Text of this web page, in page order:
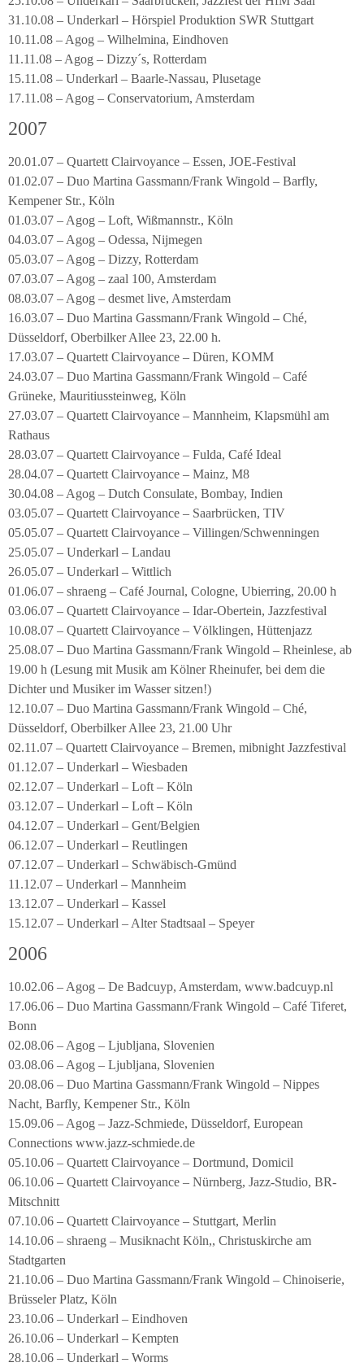
31.10.08 – Underkarl – Hörspiel Produktion SWR Stuttgart
10.11.08 – Agog – Wilhelmina, Eindhoven
11.11.08 – Agog – Dizzy´s, Rotterdam
15.11.08 – Underkarl – Baarle-Nassau, Plusetage
17.11.08 – Agog – Conservatorium, Amsterdam
2007
20.01.07 – Quartett Clairvoyance – Essen, JOE-Festival
01.02.07 – Duo Martina Gassmann/Frank Wingold – Barfly,
Kempener Str., Köln
01.03.07 – Agog – Loft, Wißmannstr., Köln
04.03.07 – Agog – Odessa, Nijmegen
05.03.07 – Agog – Dizzy, Rotterdam
07.03.07 – Agog – zaal 100, Amsterdam
08.03.07 – Agog – desmet live, Amsterdam
16.03.07 – Duo Martina Gassmann/Frank Wingold – Ché,
Düsseldorf, Oberbilker Allee 23, 22.00 h.
17.03.07 – Quartett Clairvoyance – Düren, KOMM
24.03.07 – Duo Martina Gassmann/Frank Wingold – Café
Grüneke, Mauritiussteinweg, Köln
27.03.07 – Quartett Clairvoyance – Mannheim, Klapsmühl am
Rathaus
28.03.07 – Quartett Clairvoyance – Fulda, Café Ideal
28.04.07 – Quartett Clairvoyance – Mainz, M8
30.04.08 – Agog – Dutch Consulate, Bombay, Indien
03.05.07 – Quartett Clairvoyance – Saarbrücken, TIV
05.05.07 – Quartett Clairvoyance – Villingen/Schwenningen
25.05.07 – Underkarl – Landau
26.05.07 – Underkarl – Wittlich
01.06.07 – shraeng – Café Journal, Cologne, Ubierring, 20.00 h
03.06.07 – Quartett Clairvoyance – Idar-Obertein, Jazzfestival
10.08.07 – Quartett Clairvoyance – Völklingen, Hüttenjazz
25.08.07 – Duo Martina Gassmann/Frank Wingold – Rheinlese, ab
19.00 h (Lesung mit Musik am Kölner Rheinufer, bei dem die
Dichter und Musiker im Wasser sitzen!)
12.10.07 – Duo Martina Gassmann/Frank Wingold – Ché,
Düsseldorf, Oberbilker Allee 23, 21.00 Uhr
02.11.07 – Quartett Clairvoyance – Bremen, mibnight Jazzfestival
01.12.07 – Underkarl – Wiesbaden
02.12.07 – Underkarl – Loft – Köln
03.12.07 – Underkarl – Loft – Köln
04.12.07 – Underkarl – Gent/Belgien
06.12.07 – Underkarl – Reutlingen
07.12.07 – Underkarl – Schwäbisch-Gmünd
11.12.07 – Underkarl – Mannheim
13.12.07 – Underkarl – Kassel
15.12.07 – Underkarl – Alter Stadtsaal – Speyer
2006
10.02.06 – Agog – De Badcuyp, Amsterdam, www.badcuyp.nl
17.06.06 – Duo Martina Gassmann/Frank Wingold – Café Tiferet,
Bonn
02.08.06 – Agog – Ljubljana, Slovenien
03.08.06 – Agog – Ljubljana, Slovenien
20.08.06 – Duo Martina Gassmann/Frank Wingold – Nippes
Nacht, Barfly, Kempener Str., Köln
15.09.06 – Agog – Jazz-Schmiede, Düsseldorf, European
Connections www.jazz-schmiede.de
05.10.06 – Quartett Clairvoyance – Dortmund, Domicil
06.10.06 – Quartett Clairvoyance – Nürnberg, Jazz-Studio, BR-
Mitschnitt
07.10.06 – Quartett Clairvoyance – Stuttgart, Merlin
14.10.06 – shraeng – Musiknacht Köln,, Christuskirche am
Stadtgarten
21.10.06 – Duo Martina Gassmann/Frank Wingold – Chinoiserie,
Brüsseler Platz, Köln
23.10.06 – Underkarl – Eindhoven
26.10.06 – Underkarl – Kempten
28.10.06 – Underkarl – Worms